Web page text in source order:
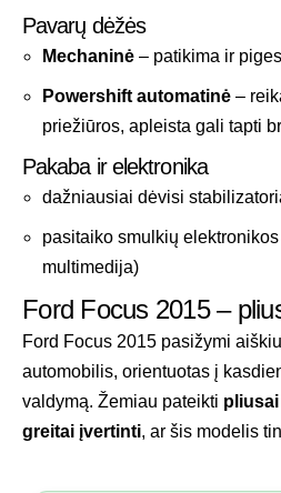
Pavarų dėžės
Mechaninė – patikima ir
Powershift automatinė –
priežiūros, apleista gali tapti
Pakaba ir elektronika
dažniausiai dėvisi
pasitaiko smulkių
multimedija)
Ford Focus 2015 –
Ford Focus 2015 pasižymi
automobilis, orientuotas į
valdymą. Žemiau pateikti
greitai įvertinti, ar šis modelis